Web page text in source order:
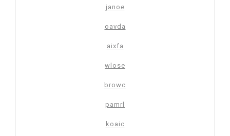
janoe
oavda
aixfa
wlose
browc
pamrl
koaic